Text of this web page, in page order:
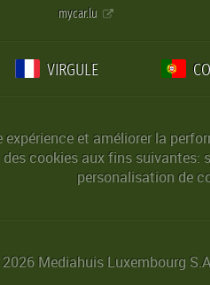
mycar.lu
VIRGULE
et améliorer la
cookies aux fins
personalisation de
2026 Mediahuis Luxembourg